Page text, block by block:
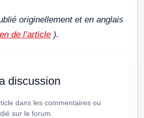
originellement et en anglais
de l’article ).
discussion
dans les commentaires ou
sur le forum.